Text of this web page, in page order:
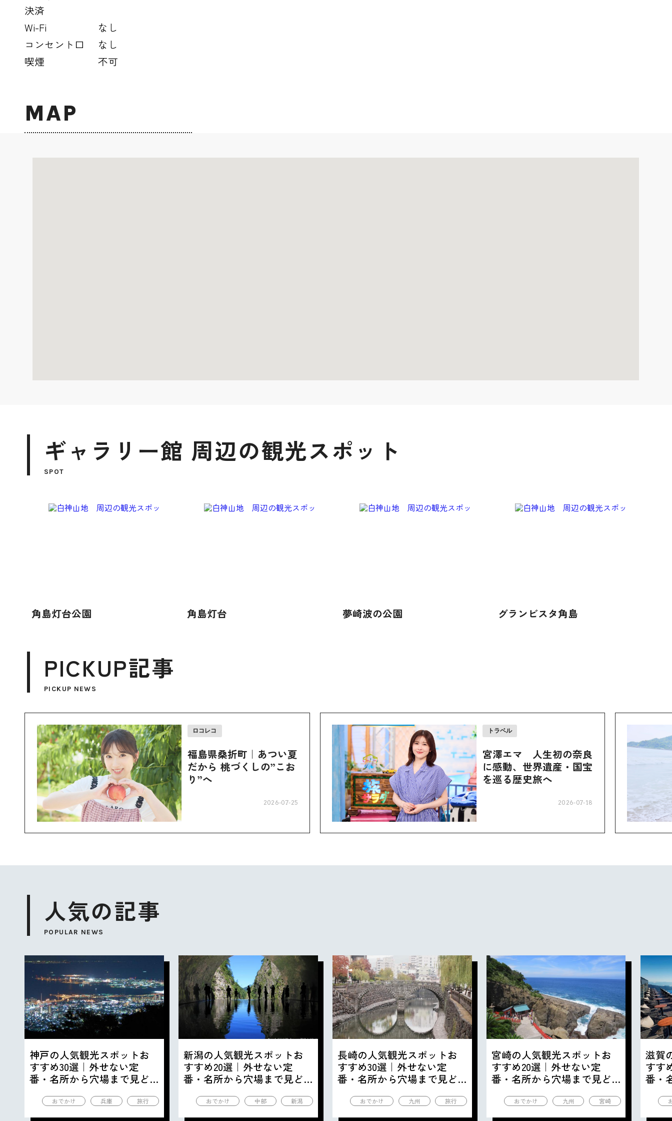
決済
Wi-Fi
なし
コンセント口
なし
喫煙
不可
MAP
ギャラリー館 周辺の観光スポット
SPOT
角島灯台公園 角島灯台 夢崎波の公園 グランビスタ角島
PICKUP記事
PICKUP NEWS
ロコレコ
福島県桑折町｜あつい夏
だから 桃づくしの”こお
り”へ
2026-07-25
トラベル
宮澤エマ 人生初の奈良
に感動、世界遺産・国宝
を巡る歴史旅へ
2026-07-18
人気の記事
POPULAR NEWS
神戸の人気観光スポットお
すすめ30選｜外せない定
番・名所から穴場まで見ど
おでかけ 兵庫 旅行
新潟の人気観光スポットお
すすめ20選｜外せない定
番・名所から穴場まで見ど
おでかけ 中部 新潟
長崎の人気観光スポットお
すすめ30選｜外せない定
番・名所から穴場まで見ど
おでかけ 九州 旅行
宮崎の人気観光スポットお
すすめ20選｜外せない定
番・名所から穴場まで見ど
おでかけ 九州 宮崎
滋賀
すす
番・